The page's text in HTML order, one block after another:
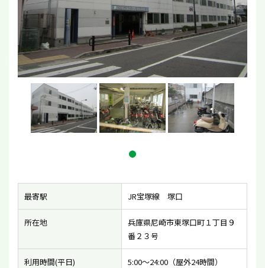
最寄駅 JR宝塚線 塚口
所在地
兵庫県尼崎市東塚口町１丁目９
番２３号
利用時間(平日) 5:00〜24:00（屋外24時間）